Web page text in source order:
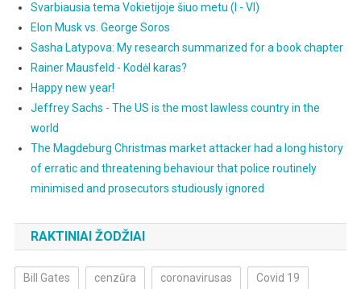
Svarbiausia tema Vokietijoje šiuo metu (I - VI)
Elon Musk vs. George Soros
Sasha Latypova: My research summarized for a book chapter
Rainer Mausfeld - Kodėl karas?
Happy new year!
Jeffrey Sachs - The US is the most lawless country in the
world
The Magdeburg Christmas market attacker had a long history
of erratic and threatening behaviour that police routinely
minimised and prosecutors studiously ignored
RAKTINIAI ŽODŽIAI
Bill Gates cenzūra coronavirusas Covid 19